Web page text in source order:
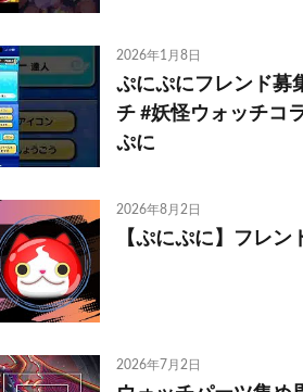
2026年1月8日
ぷにぷにフレンド募
チ #妖怪ウォッチコ
ぷに
2026年8月2日
【ぷにぷに】フレ
2026年7月2日